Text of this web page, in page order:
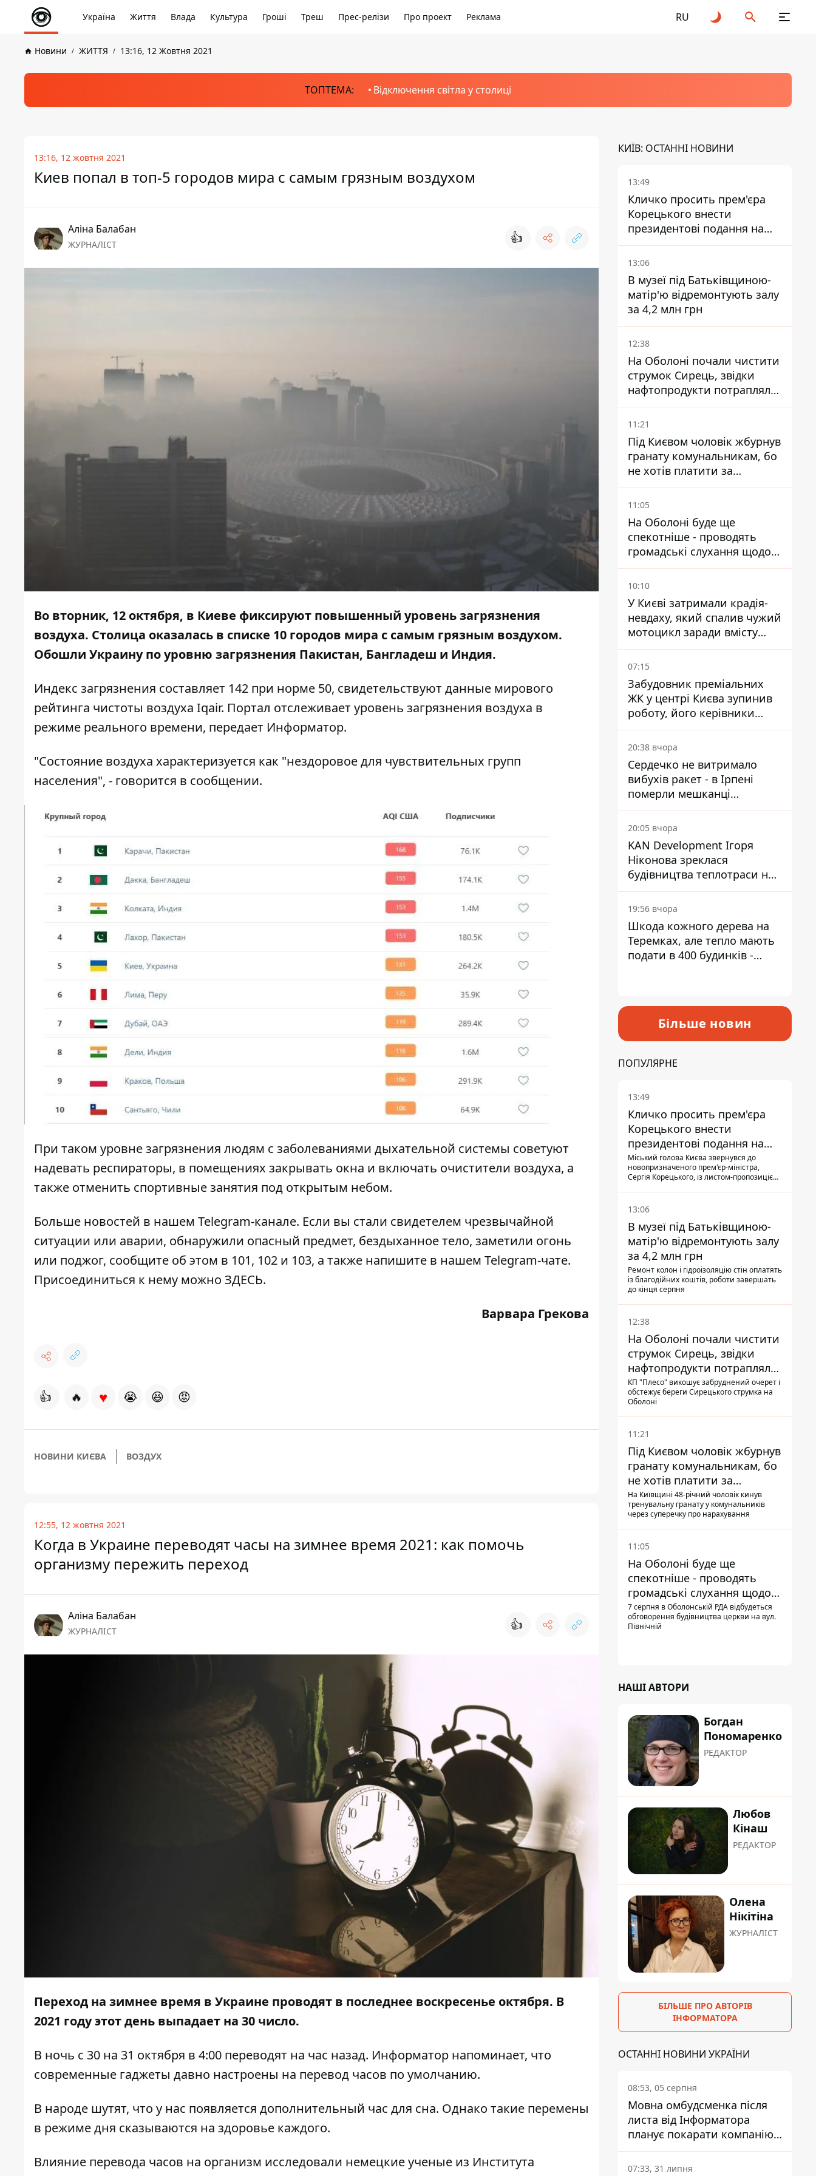
Україна Життя Влада Культура Гроші Треш Прес-релізи Про проект Реклама RU
Новини ЖИТТЯ 13:16, 12 Жовтня 2021
ТОПТЕМА: Відключення світла у столиці
13:16, 12 жовтня 2021
Киев попал в топ-5 городов мира с самым грязным воздухом
Аліна Балабан
ЖУРНАЛІСТ 👍
Во вторник, 12 октября, в Киеве фиксируют повышенный уровень загрязнения
воздуха. Столица оказалась в списке 10 городов мира с самым грязным воздухом.
Обошли Украину по уровню загрязнения Пакистан, Бангладеш и Индия.
Индекс загрязнения составляет 142 при норме 50, свидетельствуют данные мирового
рейтинга чистоты воздуха Iqair. Портал отслеживает уровень загрязнения воздуха в
режиме реального времени, передает Информатор.
"Состояние воздуха характеризуется как "нездоровое для чувствительных групп
населения", - говорится в сообщении.
При таком уровне загрязнения людям с заболеваниями дыхательной системы советуют
надевать респираторы, в помещениях закрывать окна и включать очистители воздуха, а
также отменить спортивные занятия под открытым небом.
Больше новостей в нашем Telegram-канале. Если вы стали свидетелем чрезвычайной
ситуации или аварии, обнаружили опасный предмет, бездыханное тело, заметили огонь
или поджог, сообщите об этом в 101, 102 и 103, а также напишите в нашем Telegram-чате.
Присоединиться к нему можно ЗДЕСЬ.
Варвара Грекова
👍 🔥 ♥ 😭 😆 😡
НОВИНИ КИЄВА ВОЗДУХ
12:55, 12 жовтня 2021
Когда в Украине переводят часы на зимнее время 2021: как помочь
организму пережить переход
Аліна Балабан
ЖУРНАЛІСТ 👍
Переход на зимнее время в Украине проводят в последнее воскресенье октября. В
2021 году этот день выпадает на 30 число.
В ночь с 30 на 31 октября в 4:00 переводят на час назад. Информатор напоминает, что
современные гаджеты давно настроены на перевод часов по умолчанию.
В народе шутят, что у нас появляется дополнительный час для сна. Однако такие перемены
в режиме дня сказываются на здоровье каждого.
Влияние перевода часов на организм исследовали немецкие ученые из Института
КИЇВ: ОСТАННІ НОВИНИ
13:49
Кличко просить прем'єра
Корецького внести
президентові подання на
звільнення володаря
Троєщини Бахматова
13:06
В музеї під Батьківщиною-
матір'ю відремонтують залу
за 4,2 млн грн
12:38
На Оболоні почали чистити
струмок Сирець, звідки
нафтопродукти потрапляли
до озер
11:21
Під Києвом чоловік жбурнув
гранату комунальникам, бо
не хотів платити за
квитанціями
11:05
На Оболоні буде ще
спекотніше - проводять
громадські слухання щодо
храму УГКЦ на Північній
10:10
У Києві затримали крадія-
невдаху, який спалив чужий
мотоцикл заради вмісту
багажника
07:15
Забудовник преміальних
ЖК у центрі Києва зупинив
роботу, його керівники
втекли з України - Bihus.info
20:38 вчора
Сердечко не витримало
вибухів ракет - в Ірпені
померли мешканці
притулку для собак з
інвалідністю
20:05 вчора
KAN Development Ігоря
Ніконова зреклася
будівництва теплотраси на
Теремках
19:56 вчора
Шкода кожного дерева на
Теремках, але тепло мають
подати в 400 будинків -
Більше новин
ПОПУЛЯРНЕ
13:49
Кличко просить прем'єра
Корецького внести
президентові подання на
звільнення володаря
Троєщини Бахматова
Міський голова Києва звернувся до
новопризначеного прем'єр-міністра,
Сергія Корецького, із листом-пропозицією
13:06
В музеї під Батьківщиною-
матір'ю відремонтують залу
за 4,2 млн грн
Ремонт колон і гідроізоляцію стін оплатять
із благодійних коштів, роботи завершать
до кінця серпня
12:38
На Оболоні почали чистити
струмок Сирець, звідки
нафтопродукти потрапляли
до озер
КП "Плесо" викошує забруднений очерет і
обстежує береги Сирецького струмка на
Оболоні
11:21
Під Києвом чоловік жбурнув
гранату комунальникам, бо
не хотів платити за
квитанціями
На Київщині 48-річний чоловік кинув
тренувальну гранату у комунальників
через суперечку про нарахування
11:05
На Оболоні буде ще
спекотніше - проводять
громадські слухання щодо
храму УГКЦ на Північній
7 серпня в Оболонській РДА відбудеться
обговорення будівництва церкви на вул.
Північній
НАШІ АВТОРИ
Богдан
Пономаренко
РЕДАКТОР
Любов
Кінаш
РЕДАКТОР
Олена
Нікітіна
ЖУРНАЛІСТ
БІЛЬШЕ ПРО АВТОРІВ
ІНФОРМАТОРА
ОСТАННІ НОВИНИ УКРАЇНИ
08:53, 05 серпня
Мовна омбудсменка після
листа від Інформатора
планує покарати компанію-
підрядника ПриватБанку
07:33, 31 липня